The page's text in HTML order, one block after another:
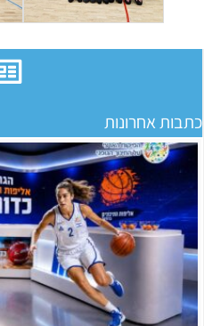
כתבות אחרונות